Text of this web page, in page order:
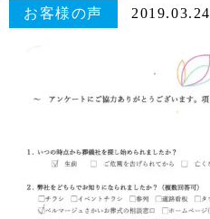
お客様の声 2019.03.24